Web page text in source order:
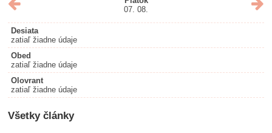
07. 08.
Desiata
zatiaľ žiadne údaje
Obed
zatiaľ žiadne údaje
Olovrant
zatiaľ žiadne údaje
Všetky články